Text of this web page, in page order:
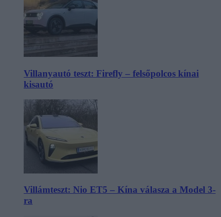
Villanyautó teszt: Firefly – felsőpolcos kínai
kisautó
Villámteszt: Nio ET5 – Kína válasza a Model 3-
ra